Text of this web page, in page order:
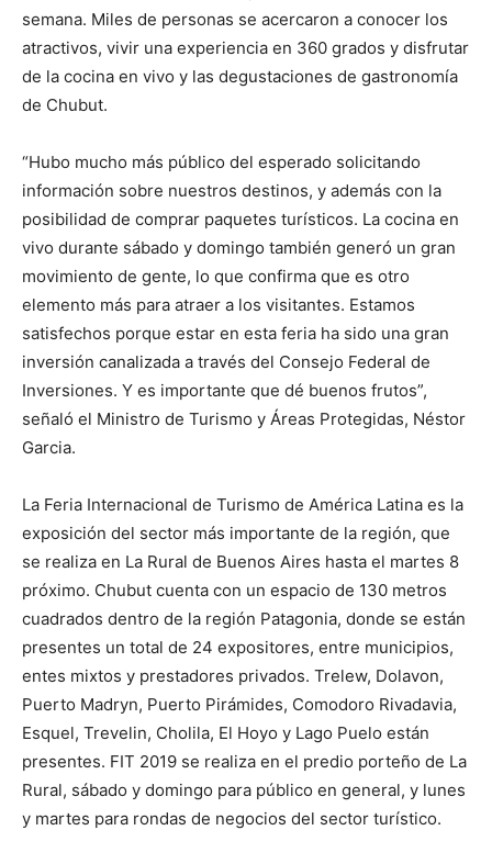
semana. Miles de personas se acercaron a conocer los
atractivos, vivir una experiencia en 360 grados y disfrutar
de la cocina en vivo y las degustaciones de gastronomía
de Chubut.
“Hubo mucho más público del esperado solicitando
información sobre nuestros destinos, y además con la
posibilidad de comprar paquetes turísticos. La cocina en
vivo durante sábado y domingo también generó un gran
movimiento de gente, lo que confirma que es otro
elemento más para atraer a los visitantes. Estamos
satisfechos porque estar en esta feria ha sido una gran
inversión canalizada a través del Consejo Federal de
Inversiones. Y es importante que dé buenos frutos”,
señaló el Ministro de Turismo y Áreas Protegidas, Néstor
Garcia.
La Feria Internacional de Turismo de América Latina es la
exposición del sector más importante de la región, que
se realiza en La Rural de Buenos Aires hasta el martes 8
próximo. Chubut cuenta con un espacio de 130 metros
cuadrados dentro de la región Patagonia, donde se están
presentes un total de 24 expositores, entre municipios,
entes mixtos y prestadores privados. Trelew, Dolavon,
Puerto Madryn, Puerto Pirámides, Comodoro Rivadavia,
Esquel, Trevelin, Cholila, El Hoyo y Lago Puelo están
presentes. FIT 2019 se realiza en el predio porteño de La
Rural, sábado y domingo para público en general, y lunes
y martes para rondas de negocios del sector turístico.